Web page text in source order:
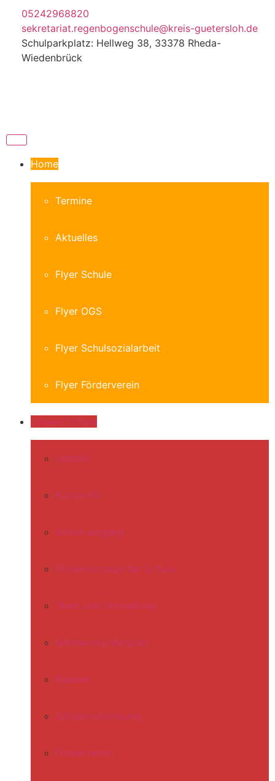
05242968820
sekretariat.regenbogenschule@kreis-guetersloh.de
Schulparkplatz: Hellweg 38, 33378 Rheda-
Wiedenbrück
Home
Termine
Aktuelles
Flyer Schule
Flyer OGS
Flyer Schulsozialarbeit
Flyer Förderverein
Unsere Schule
Leitbild
Kurzprofil
Schulrundgang
Förderkonzept der Schule
Team und Verwaltung
Rahmenstundenplan
Klassen
Schülermitwirkung
Förderverein